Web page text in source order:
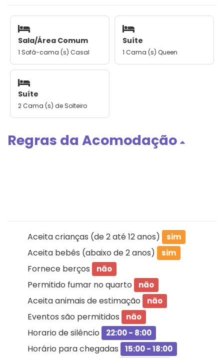
Sala/Área Comum
1 Sofá-cama (s) Casal
Suíte
1 Cama (s) Queen
Suíte
2 Cama (s) de Solteiro
Regras da Acomodação
Aceita crianças (de 2 até 12 anos) sim
Aceita bebês (abaixo de 2 anos) sim
Fornece berços não
Permitido fumar no quarto não
Aceita animais de estimação não
Eventos são permitidos não
Horario de silêncio 22:00 - 8:00
Horário para chegadas 15:00 - 18:00